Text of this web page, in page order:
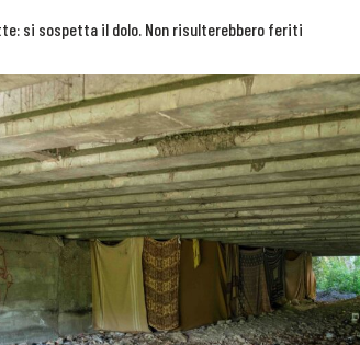
si sospetta il dolo. Non risulterebbero feriti